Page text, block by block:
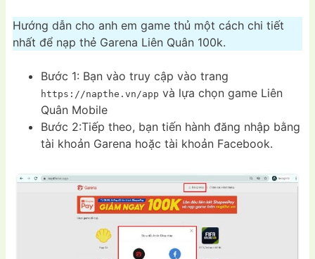
Hướng dẫn cho anh em game thủ một cách chi tiết
nhất để nạp thẻ Garena Liên Quân 100k.
Bước 1: Bạn vào truy cập vào trang
https://napthe.vn/app và lựa chọn game Liên
Quân Mobile
Bước 2:Tiếp theo, bạn tiến hành đăng nhập bằng
tài khoản Garena hoặc tài khoản Facebook.